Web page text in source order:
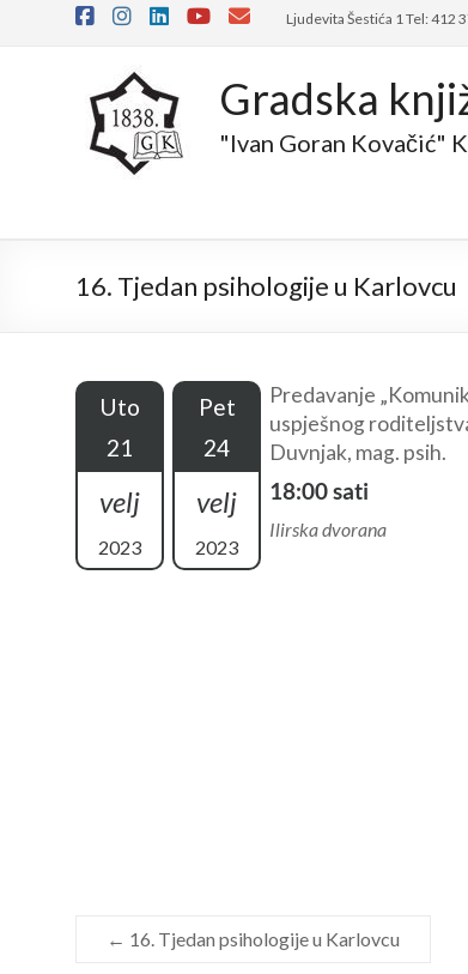
Ljudevita Šestića 1 Tel: 412
Gradska
"Ivan Goran Kovačić"
16. Tjedan psihologije u Karlovcu
Uto
21
velj
2023
Pet
24
velj
2023
Predavanje
uspješnog
Duvnjak, mag. psih.
18:00 sati
Ilirska dvorana
← 16. Tjedan psihologije u Karlovcu